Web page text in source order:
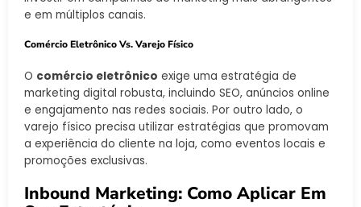
e em múltiplos canais.
Comércio Eletrônico Vs. Varejo Físico
O comércio eletrônico exige uma estratégia de
marketing digital robusta, incluindo SEO, anúncios online
e engajamento nas redes sociais. Por outro lado, o
varejo físico precisa utilizar estratégias que promovam
a experiência do cliente na loja, como eventos locais e
promoções exclusivas.
Inbound Marketing: Como Aplicar Em